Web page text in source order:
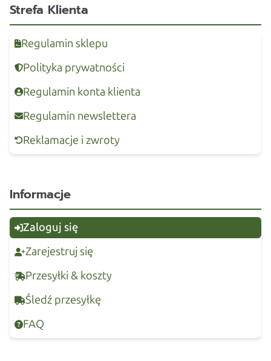
Strefa Klienta
Regulamin sklepu
Polityka prywatności
Regulamin konta klienta
Regulamin newslettera
Reklamacje i zwroty
Informacje
Zaloguj się
Zarejestruj się
Przesyłki & koszty
Śledź przesyłkę
FAQ